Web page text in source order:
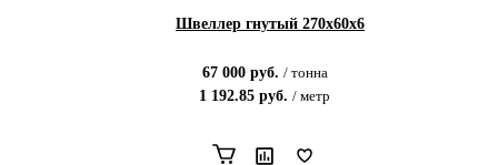
Швеллер гнутый 270х60х6
67 000руб. / тонна
1 192.85 руб. / метр